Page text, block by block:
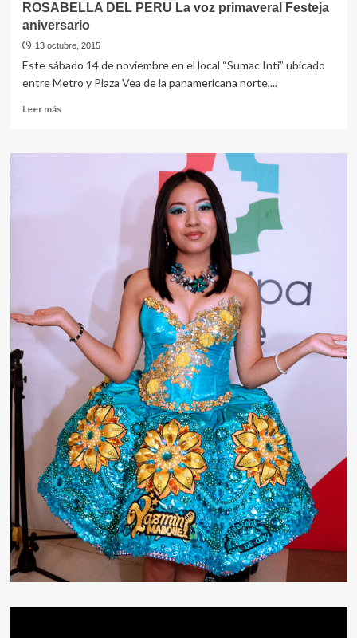
ROSABELLA DEL PERU La voz primaveral Festeja
aniversario
13 octubre, 2015
Este sábado 14 de noviembre en el local “Sumac Inti” ubicado
entre Metro y Plaza Vea de la panamericana norte,...
Leer másLeer
ROSABELLA